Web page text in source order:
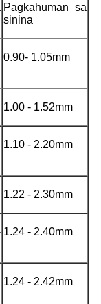
Pagkahuman sa
sinina
0.90- 1.05mm
1.00 - 1.52mm
1.10 - 2.20mm
1.22 - 2.30mm
1.24 - 2.40mm
1.24 - 2.42mm